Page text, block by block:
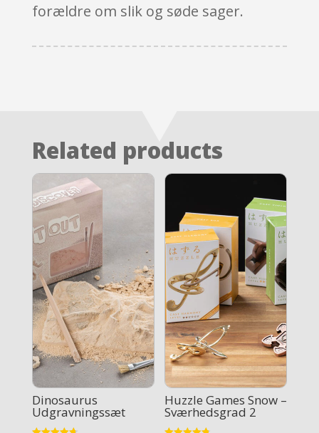
forældre om slik og søde sager.
Related products
Dinosaurus
Udgravningssæt
Huzzle Games Snow –
Sværhedsgrad 2